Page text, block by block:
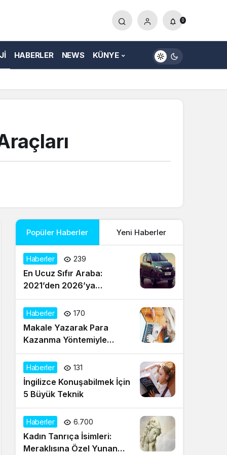
0
HABERLER NEWS KÜNYE
Popüler Haberler Yeni Haberler
Haberler 239
En Ucuz Sıfır Araba:
2021’den 2026’ya
Türkiye’de Uygun Fiyatlı
Modeller ve Güncel Durum
Haberler 170
Makale Yazarak Para
Kazanma Yöntemiyle
Evden Gelir Sağlayın
Haberler 131
İngilizce Konuşabilmek İçin
5 Büyük Teknik
Haberler 6.700
Kadın Tanrıça İsimleri:
Meraklısına Özel Yunan